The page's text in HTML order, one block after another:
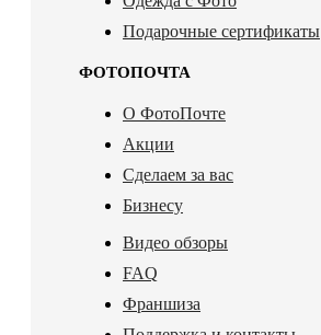
Подарочные сертификаты
ФОТОПОЧТА
О ФотоПочте
Акции
Сделаем за вас
Бизнесу
Видео обзоры
FAQ
Франшиза